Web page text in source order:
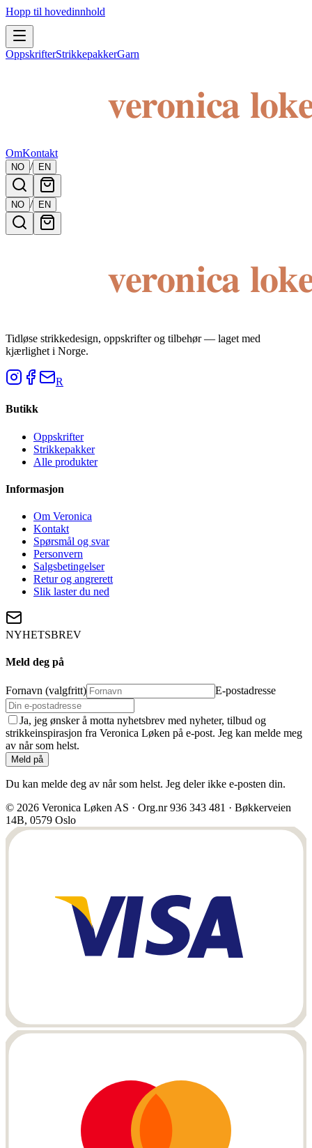
Hopp til hovedinnhold
OppskrifterStrikkepakkerGarn
OmKontakt
NO / EN
NO / EN
Tidløse strikkedesign, oppskrifter og tilbehør — laget med
kjærlighet i Norge.
R
Butikk
Oppskrifter
Strikkepakker
Alle produkter
Informasjon
Om Veronica
Kontakt
Spørsmål og svar
Personvern
Salgsbetingelser
Retur og angrerett
Slik laster du ned
NYHETSBREV
Meld deg på
Fornavn (valgfritt) E-postadresse
Ja, jeg ønsker å motta nyhetsbrev med nyheter, tilbud og
strikkeinspirasjon fra Veronica Løken på e-post. Jeg kan melde meg
av når som helst.
Meld på
Du kan melde deg av når som helst. Jeg deler ikke e-posten din.
© 2026 Veronica Løken AS · Org.nr 936 343 481 · Bøkkerveien
14B, 0579 Oslo